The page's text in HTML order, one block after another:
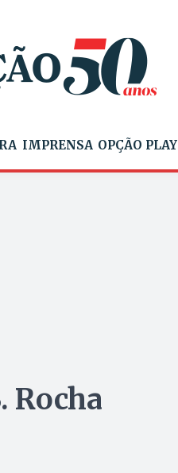
IMPRENSA OPÇÃO PLAY
Rocha